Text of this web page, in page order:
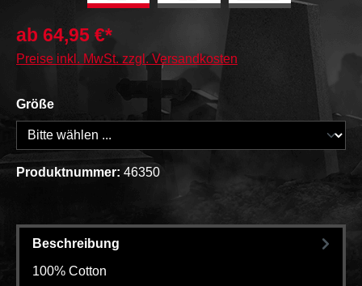
ab 64,95 €*
Preise inkl. MwSt. zzgl. Versandkosten
Größe
Produktnummer: 46350
Beschreibung
100% Cotton